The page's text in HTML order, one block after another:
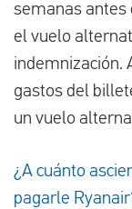
semanas antes
el vuelo
indemnización.
gastos del
un vuelo
¿A cuánto
pagarle